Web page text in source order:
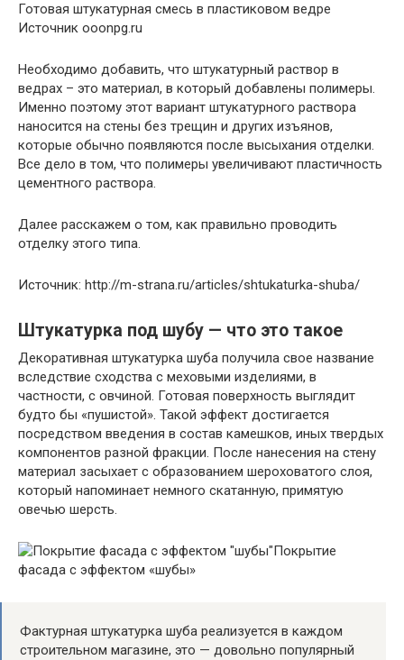
Готовая штукатурная смесь в пластиковом ведре
Источник ooonpg.ru
Необходимо добавить, что штукатурный раствор в
ведрах – это материал, в который добавлены полимеры.
Именно поэтому этот вариант штукатурного раствора
наносится на стены без трещин и других изъянов,
которые обычно появляются после высыхания отделки.
Все дело в том, что полимеры увеличивают пластичность
цементного раствора.
Далее расскажем о том, как правильно проводить
отделку этого типа.
Источник: http://m-strana.ru/articles/shtukaturka-shuba/
Штукатурка под шубу — что это такое
Декоративная штукатурка шуба получила свое название
вследствие сходства с меховыми изделиями, в
частности, с овчиной. Готовая поверхность выглядит
будто бы «пушистой». Такой эффект достигается
посредством введения в состав камешков, иных твердых
компонентов разной фракции. После нанесения на стену
материал засыхает с образованием шероховатого слоя,
который напоминает немного скатанную, примятую
овечью шерсть.
Покрытие
фасада с эффектом «шубы»
Фактурная штукатурка шуба реализуется в каждом
строительном магазине, это — довольно популярный